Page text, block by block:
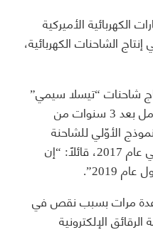
الكهربائية الأميركية
الشاحنات الكهربائية،
شاحنات “تيسلا سيمي”
نصف المقطورة الكهربائية بالكامل بعد 3 سنوات من
الأوّلي للشاحنة
النصفية التي تعمل بالبطارية في عام 2017، قائلًا: “إن
2019”.
عدة مرات بسبب نقص في
الإلكترونية